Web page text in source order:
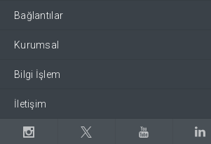
Bağlantılar
Kurumsal
Bilgi İşlem
İletişim